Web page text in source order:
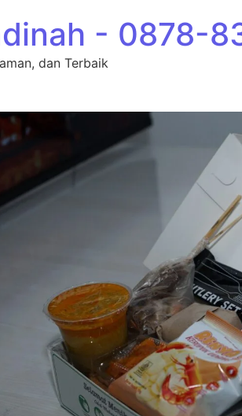
- 0878-
dan Terbaik